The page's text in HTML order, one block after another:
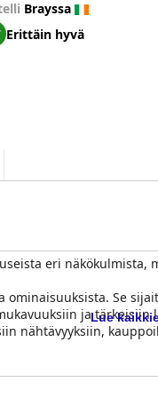
Brayssa
Erittäin hyvä
eri
ominaisuuksista. Se
ja
nähtävyyksiin,
joka saa kehuja
Lue